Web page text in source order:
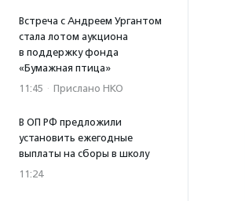
Встреча с Андреем Ургантом
стала лотом аукциона
в поддержку фонда
«Бумажная птица»
11:45 · Прислано НКО
В ОП РФ предложили
установить ежегодные
выплаты на сборы в школу
11:24